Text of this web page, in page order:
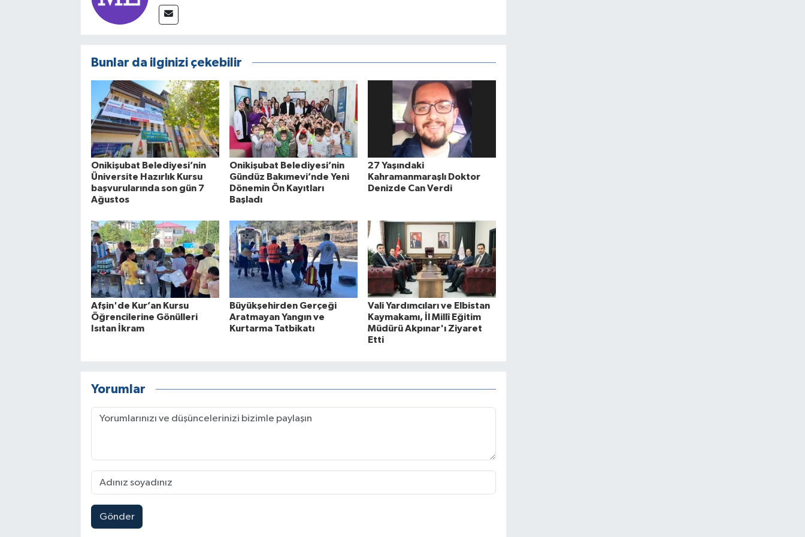
Bunlar da ilginizi çekebilir
Onikişubat Belediyesi’nin
Üniversite Hazırlık Kursu
başvurularında son gün 7
Ağustos
Onikişubat Belediyesi’nin
Gündüz Bakımevi’nde Yeni
Dönemin Ön Kayıtları
Başladı
27 Yaşındaki
Kahramanmaraşlı Doktor
Denizde Can Verdi
Afşin'de Kur’an Kursu
Öğrencilerine Gönülleri
Isıtan İkram
Büyükşehirden Gerçeği
Aratmayan Yangın ve
Kurtarma Tatbikatı
Vali Yardımcıları ve Elbistan
Kaymakamı, İl Millî Eğitim
Müdürü Akpınar'ı Ziyaret
Etti
Yorumlar
Gönder